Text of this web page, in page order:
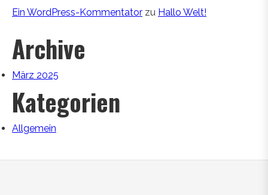
Ein WordPress-Kommentator zu Hallo Welt!
Archive
März 2025
Kategorien
Allgemein